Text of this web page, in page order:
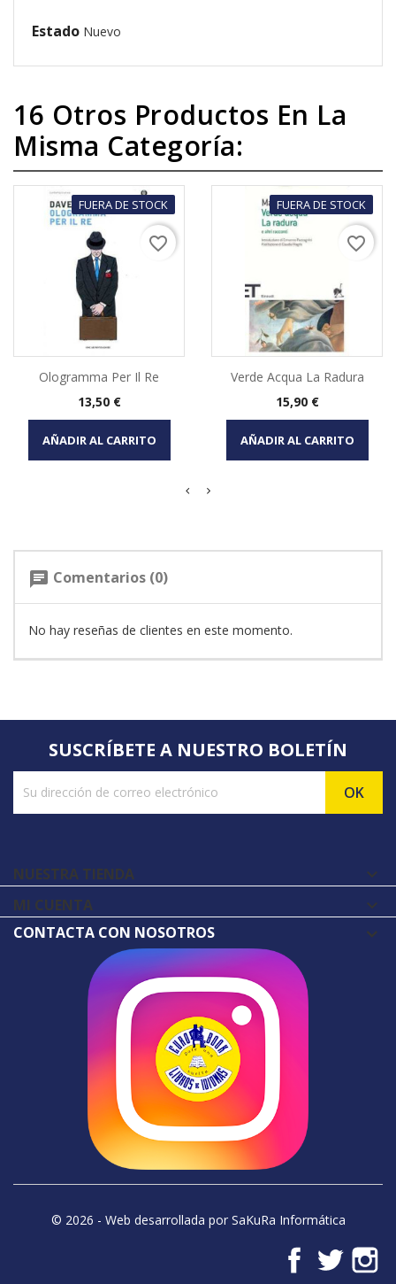
Estado Nuevo
16 Otros Productos En La
Misma Categoría:
FUERA DE STOCK
Ologramma Per Il Re
Precio
13,50 €
AÑADIR AL CARRITO
favorite_border
FUERA DE STOCK
Verde Acqua La Radura
Precio
15,90 €
AÑADIR AL CARRITO
favorite_border
chat Comentarios (0)
No hay reseñas de clientes en este momento.
SUSCRÍBETE A NUESTRO BOLETÍN
NUESTRA TIENDA 
MI CUENTA 
CONTACTA CON NOSOTROS
© 2026 - Web desarrollada por SaKuRa Informática